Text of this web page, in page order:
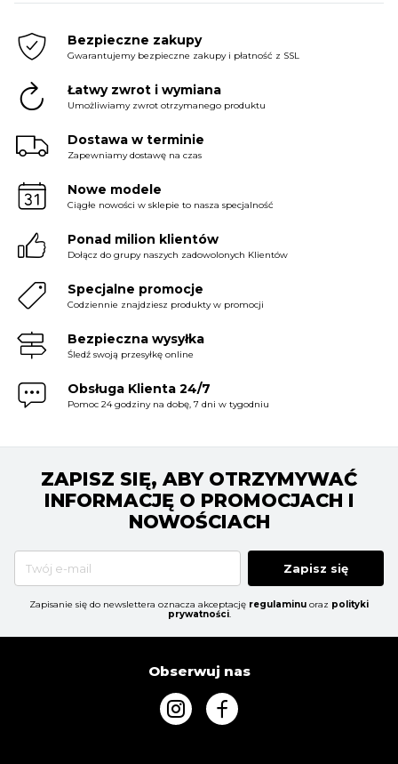
Bezpieczne zakupy
Gwarantujemy bezpieczne zakupy i płatność z SSL
Łatwy zwrot i wymiana
Umożliwiamy zwrot otrzymanego produktu
Dostawa w terminie
Zapewniamy dostawę na czas
Nowe modele
Ciągłe nowości w sklepie to nasza specjalność
Ponad milion klientów
Dołącz do grupy naszych zadowolonych Klientów
Specjalne promocje
Codziennie znajdziesz produkty w promocji
Bezpieczna wysyłka
Śledź swoją przesyłkę online
Obsługa Klienta 24/7
Pomoc 24 godziny na dobę, 7 dni w tygodniu
ZAPISZ SIĘ, ABY OTRZYMYWAĆ
INFORMACJĘ O PROMOCJACH I
NOWOŚCIACH
Zapisz się
Zapisanie się do newslettera oznacza akceptację regulaminu oraz polityki
prywatności.
Obserwuj nas